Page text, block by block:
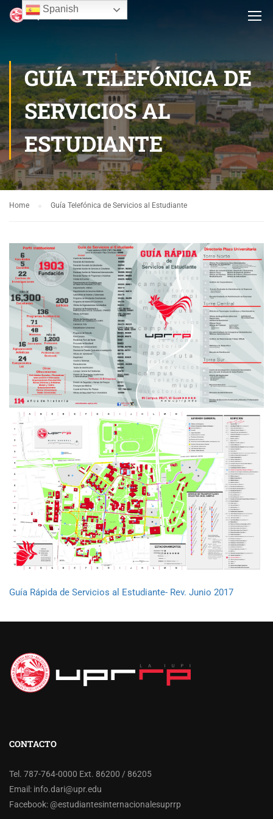
GUÍA TELEFÓNICA DE
SERVICIOS AL
ESTUDIANTE
Home Guía Telefónica de Servicios al Estudiante
Guía Rápida de Servicios al Estudiante- Rev. Junio 2017
CONTACTO
Tel. 787-764-0000 Ext. 86200 / 86205
Email: info.dari@upr.edu
Facebook: @estudiantesinternacionalesuprrp
Spanish